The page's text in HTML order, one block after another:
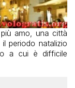
amo, una città
periodo natalizio
a cui è difficile